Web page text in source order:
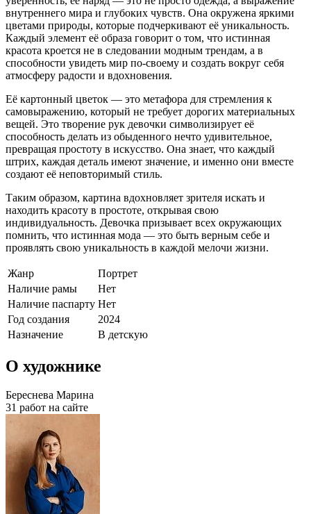
внутреннего мира и глубоких чувств. Она окружена яркими
цветами природы, которые подчеркивают её уникальность.
Каждый элемент её образа говорит о том, что истинная
красота кроется не в следовании модным трендам, а в
способности увидеть мир по-своему и создать вокруг себя
атмосферу радости и вдохновения.
Её картонный цветок — это метафора для стремления к
самовыражению, который не требует дорогих материальных
вещей. Это творение рук девочки символизирует её
способность делать из обыденного нечто удивительное,
превращая простоту в искусство. Она знает, что каждый
штрих, каждая деталь имеют значение, и именно они вместе
создают её неповторимый стиль.
Таким образом, картина вдохновляет зрителя искать и
находить красоту в простоте, открывая свою
индивидуальность. Девочка призывает всех окружающих
помнить, что истинная мода — это быть верным себе и
проявлять свою уникальность в каждой мелочи жизни.
Жанр
Портрет
Наличие рамы
Нет
Наличие паспарту Нет
Год создания
2024
Назначение
В детскую
О художнике
Береснева Марина
31 работ на сайте